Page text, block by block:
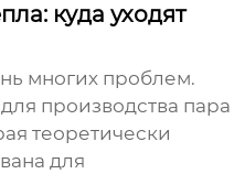
куда уходят
многих проблем.
производства пара
теоретически
для